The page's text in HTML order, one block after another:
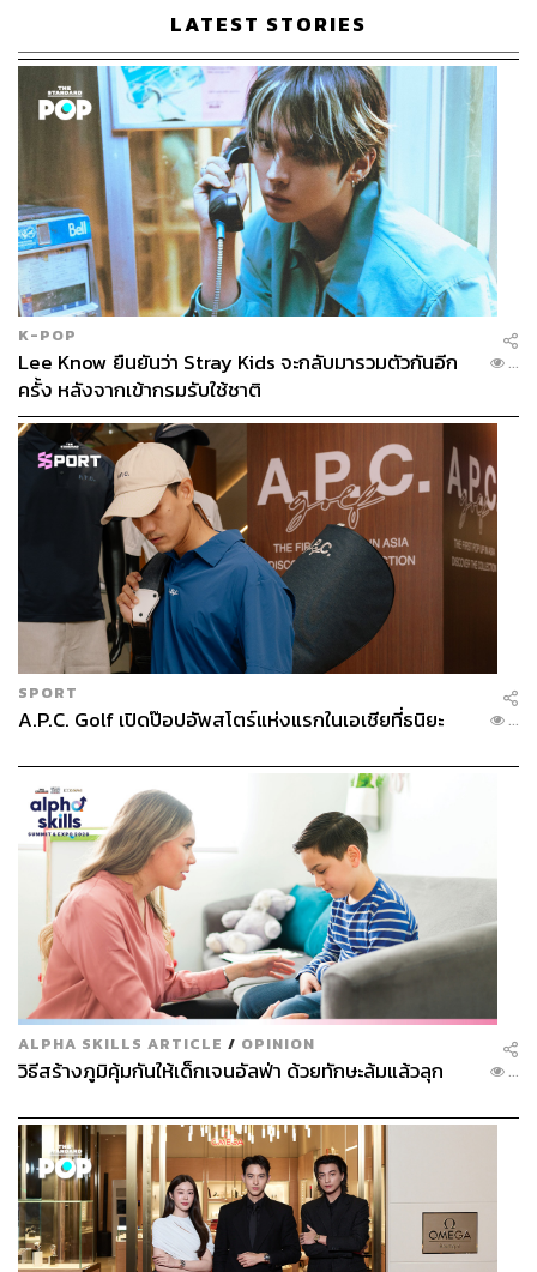
LATEST STORIES
K-POP
Lee Know ยืนยันว่า Stray Kids จะกลับมารวมตัวกันอีก
ครั้ง หลังจากเข้ากรมรับใช้ชาติ
...
SPORT
A.P.C. Golf เปิดป๊อปอัพสโตร์แห่งแรกในเอเชียที่ธนิยะ ...
ALPHA SKILLS ARTICLE / OPINION
วิธีสร้างภูมิคุ้มกันให้เด็กเจนอัลฟ่า ด้วยทักษะล้มแล้วลุก ...